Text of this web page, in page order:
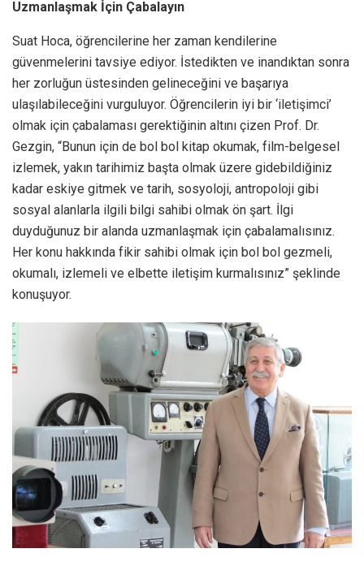
Uzmanlaşmak İçin Çabalayın
Suat Hoca, öğrencilerine her zaman kendilerine
güvenmelerini tavsiye ediyor. İstedikten ve inandıktan sonra
her zorluğun üstesinden gelineceğini ve başarıya
ulaşılabileceğini vurguluyor. Öğrencilerin iyi bir ‘iletişimci’
olmak için çabalaması gerektiğinin altını çizen Prof. Dr.
Gezgin, “Bunun için de bol bol kitap okumak, film-belgesel
izlemek, yakın tarihimiz başta olmak üzere gidebildiğiniz
kadar eskiye gitmek ve tarih, sosyoloji, antropoloji gibi
sosyal alanlarla ilgili bilgi sahibi olmak ön şart. İlgi
duyduğunuz bir alanda uzmanlaşmak için çabalamalısınız.
Her konu hakkında fikir sahibi olmak için bol bol gezmeli,
okumalı, izlemeli ve elbette iletişim kurmalısınız” şeklinde
konuşuyor.